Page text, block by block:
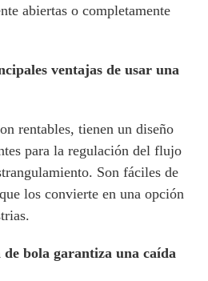
abiertas o completamente
ventajas de usar una
rentables, tienen un diseño
para la regulación del flujo
Son fáciles de
los convierte en una opción
bola garantiza una caída